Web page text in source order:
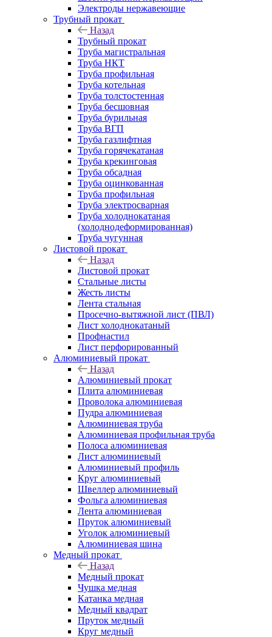
Электроды нержавеющие
Трубный прокат
Назад
Трубный прокат
Труба магистральная
Труба НКТ
Труба профильная
Труба котельная
Труба толстостенная
Труба бесшовная
Труба бурильная
Труба ВГП
Труба газлифтная
Труба горячекатаная
Труба крекинговая
Труба обсадная
Труба оцинкованная
Труба профильная
Труба электросварная
Труба холоднокатаная
(холоднодеформированная)
Труба чугунная
Листовой прокат
Назад
Листовой прокат
Стальные листы
Жесть листы
Лента стальная
Просечно-вытяжной лист (ПВЛ)
Лист холоднокатаный
Профнастил
Лист перфорированный
Алюминиевый прокат
Назад
Алюминиевый прокат
Плита алюминиевая
Проволока алюминиевая
Пудра алюминиевая
Алюминиевая труба
Алюминиевая профильная труба
Полоса алюминиевая
Лист алюминиевый
Алюминиевый профиль
Круг алюминиевый
Швеллер алюминиевый
Фольга алюминиевая
Лента алюминиевая
Пруток алюминиевый
Уголок алюминиевый
Алюминиевая шина
Медный прокат
Назад
Медный прокат
Чушка медная
Катанка медная
Медный квадрат
Пруток медный
Круг медный